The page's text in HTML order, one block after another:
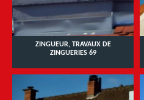
ZINGUEUR, TRAVAUX DE
ZINGUERIES 69